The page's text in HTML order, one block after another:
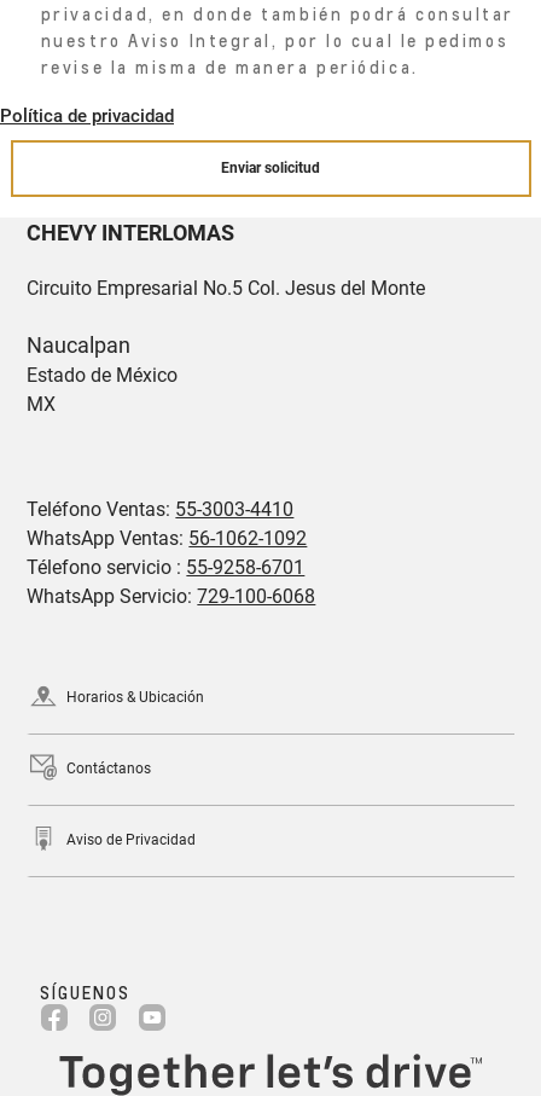
privacidad, en donde también podrá consultar
nuestro Aviso Integral, por lo cual le pedimos
revise la misma de manera periódica.
Política de privacidad
Enviar solicitud